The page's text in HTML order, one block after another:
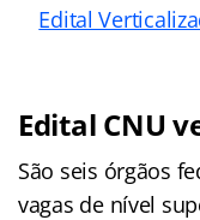
Edital
Edital CNU
São seis órgãos
vagas de nível